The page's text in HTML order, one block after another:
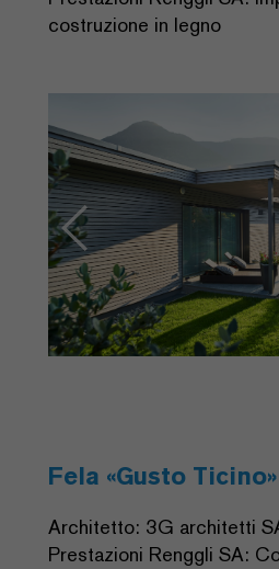
costruzione in legno
Fela «Gusto
Architetto: 3G architetti
Prestazioni Renggli SA: